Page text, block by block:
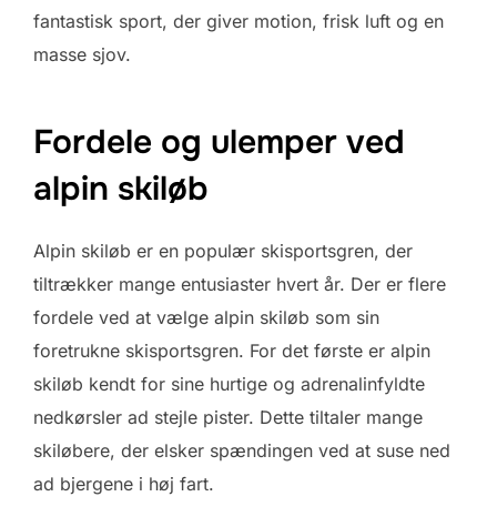
fantastisk sport, der giver motion, frisk luft og en
masse sjov.
Fordele og ulemper ved
alpin skiløb
Alpin skiløb er en populær skisportsgren, der
tiltrækker mange entusiaster hvert år. Der er flere
fordele ved at vælge alpin skiløb som sin
foretrukne skisportsgren. For det første er alpin
skiløb kendt for sine hurtige og adrenalinfyldte
nedkørsler ad stejle pister. Dette tiltaler mange
skiløbere, der elsker spændingen ved at suse ned
ad bjergene i høj fart.